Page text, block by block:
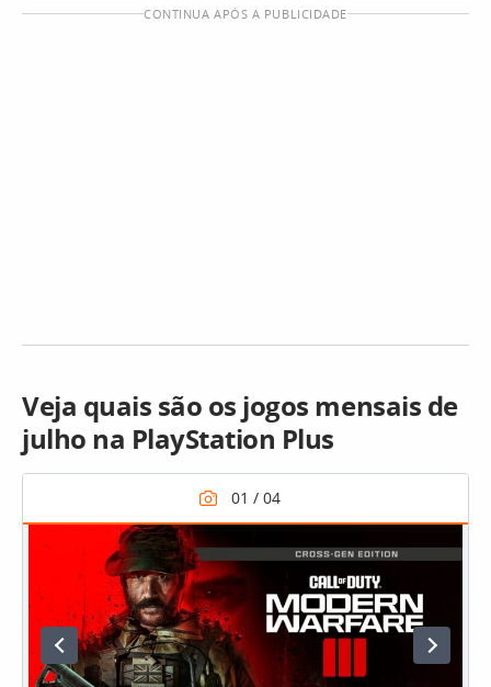
CONTINUA APÓS A PUBLICIDADE
Veja quais são os jogos mensais de
julho na PlayStation Plus